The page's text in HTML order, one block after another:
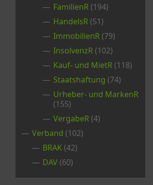
FamilienR (194)
HandelsR (51)
ImmobilienR (79)
InsolvenzR (102)
Kauf- und MietR (118)
Staatshaftung (74)
Urheber- und MarkenR
(155)
VergabeR (4)
Verband (102)
BRAK (42)
DAV (60)